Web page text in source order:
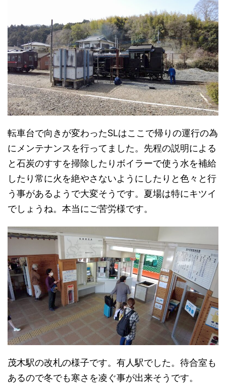
転車台で向きが変わったSLはここで帰りの運行の為
にメンテナンスを行ってました。先程の説明による
と石炭のすすを掃除したりボイラーで使う水を補給
したり常に火を絶やさないようにしたりと色々と行
う事があるようで大変そうです。夏場は特にキツイ
でしょうね。本当にご苦労様です。
茂木駅の改札の様子です。有人駅でした。待合室も
あるので冬でも寒さを凌ぐ事が出来そうです。